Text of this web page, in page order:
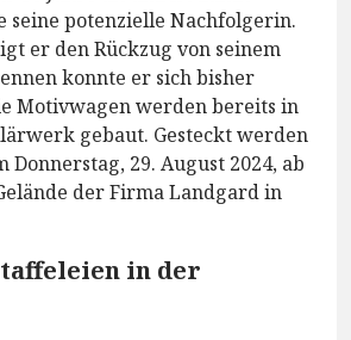
seine potenzielle Nachfolgerin.
er den Rückzug von seinem
konnte er sich bisher
Motivwagen werden bereits in
gebaut. Gesteckt werden
Donnerstag, 29. August 2024, ab
der Firma Landgard in
in der